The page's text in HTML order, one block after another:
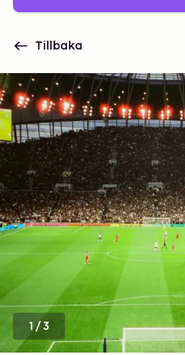
Tillbaka
1/3